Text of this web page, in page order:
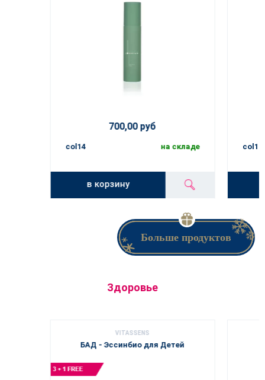
700,00 руб
col14 на складе
в корзину
col16
Больше продуктов
Здоровье
VITASSENS
БАД - Эссинбио для Детей